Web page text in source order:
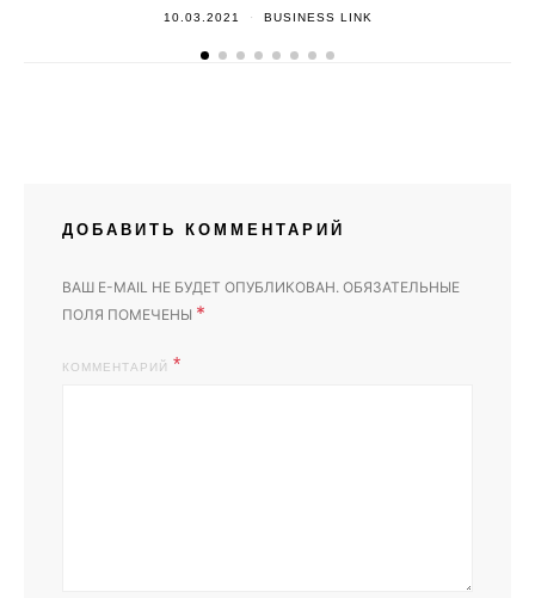
10.03.2021 BUSINESS LINK
ДОБАВИТЬ КОММЕНТАРИЙ
ВАШ E-MAIL НЕ БУДЕТ ОПУБЛИКОВАН. ОБЯЗАТЕЛЬНЫЕ
ПОЛЯ ПОМЕЧЕНЫ *
КОММЕНТАРИЙ